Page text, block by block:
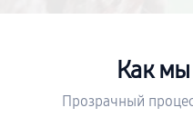
Как мы
Прозрачный